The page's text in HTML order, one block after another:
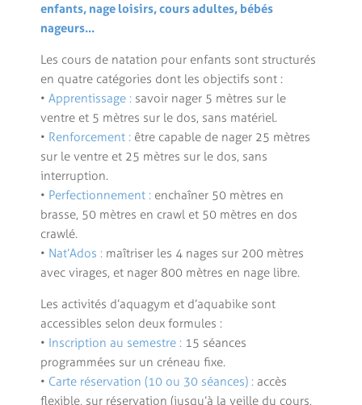
enfants, nage loisirs, cours adultes, bébés
nageurs...
Les cours de natation pour enfants sont structurés
en quatre catégories dont les objectifs sont :
• Apprentissage : savoir nager 5 mètres sur le
ventre et 5 mètres sur le dos, sans matériel.
• Renforcement : être capable de nager 25 mètres
sur le ventre et 25 mètres sur le dos, sans
interruption.
• Perfectionnement : enchaîner 50 mètres en
brasse, 50 mètres en crawl et 50 mètres en dos
crawlé.
• Nat’Ados : maîtriser les 4 nages sur 200 mètres
avec virages, et nager 800 mètres en nage libre.
Les activités d’aquagym et d’aquabike sont
accessibles selon deux formules :
• Inscription au semestre : 15 séances
programmées sur un créneau fixe.
• Carte réservation (10 ou 30 séances) : accès
flexible, sur réservation (jusqu’à la veille du cours,